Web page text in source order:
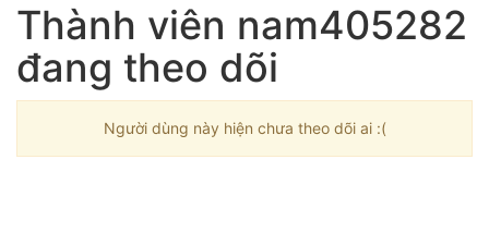
Thành viên nam405282
đang theo dõi
Người dùng này hiện chưa theo dõi ai :(